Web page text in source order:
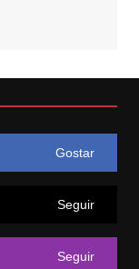
Gostar
Seguir
Seguir